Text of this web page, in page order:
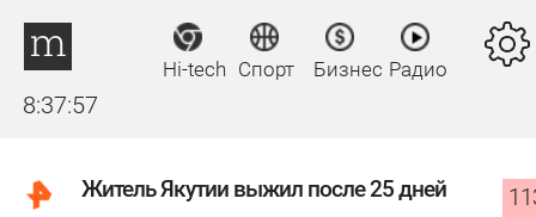
8:37:58
Hi-tech Спорт Бизнес Радио
Житель Якутии выжил после 25 дней